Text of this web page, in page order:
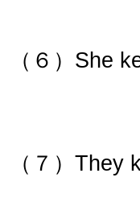
（６）She
（７）They